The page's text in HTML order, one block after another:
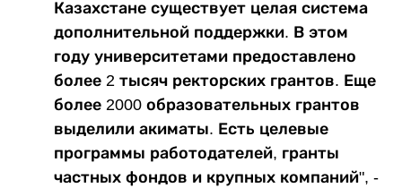
Казахстане существует целая система
дополнительной поддержки. В этом
году университетами предоставлено
более 2 тысяч ректорских грантов. Еще
более 2000 образовательных грантов
выделили акиматы. Есть целевые
программы работодателей, гранты
частных фондов и крупных компаний", -